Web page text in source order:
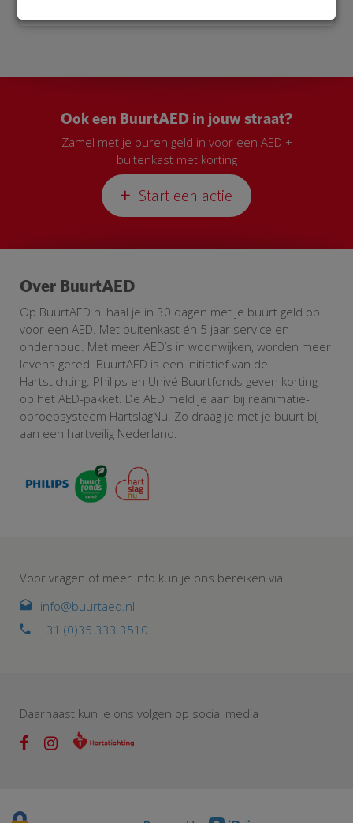
Ook een BuurtAED in jouw straat?
Zamel met je buren geld in voor een AED +
buitenkast met korting
Start een actie
Over BuurtAED
Op BuurtAED.nl haal je in 30 dagen met je buurt geld op
voor een AED. Met buitenkast én 5 jaar service en
onderhoud. Met meer AED’s in woonwijken, worden meer
levens gered. BuurtAED is een initiatief van de
Hartstichting. Philips en Univé Buurtfonds geven korting
op het AED-pakket. De AED meld je aan bij reanimatie-
oproepsysteem HartslagNu. Zo draag je met je buurt bij
aan een hartveilig Nederland.
Voor vragen of meer info kun je ons bereiken via
info@buurtaed.nl
+31 (0)35 333 3510
Daarnaast kun je ons volgen op social media